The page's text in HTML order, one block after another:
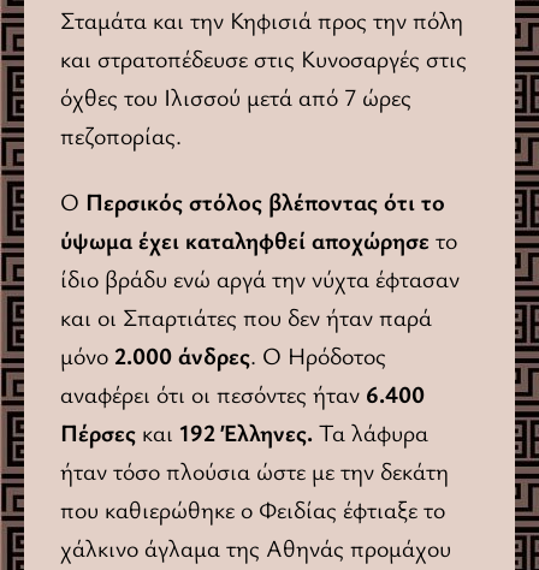
Σταμάτα και την Κηφισιά προς την πόλη
και στρατοπέδευσε στις Κυνοσαργές στις
όχθες του Ιλισσού μετά από 7 ώρες
πεζοπορίας.
Ο Περσικός στόλος βλέποντας ότι το
ύψωμα έχει καταληφθεί αποχώρησε το
ίδιο βράδυ ενώ αργά την νύχτα έφτασαν
και οι Σπαρτιάτες που δεν ήταν παρά
μόνο 2.000 άνδρες. Ο Ηρόδοτος
αναφέρει ότι οι πεσόντες ήταν 6.400
Πέρσες και 192 Έλληνες.Τα λάφυρα
ήταν τόσο πλούσια ώστε με την δεκάτη
που καθιερώθηκε ο Φειδίας έφτιαξε το
χάλκινο άγλαμα της Αθηνάς προμάχου